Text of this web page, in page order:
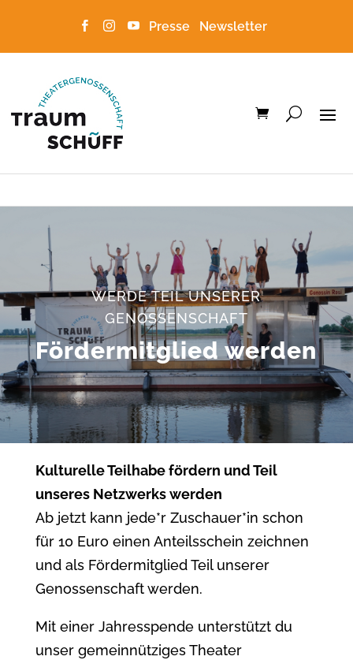
   Presse Newsletter
WERDE TEIL UNSERER
GENOSSENSCHAFT
Fördermitglied werden
Kulturelle Teilhabe fördern und Teil
unseres Netzwerks werden
Ab jetzt kann jede*r Zuschauer*in schon
für 10 Euro einen Anteilsschein zeichnen
und als Fördermitglied Teil unserer
Genossenschaft werden.
Mit einer Jahresspende unterstützt du
unser gemeinnütziges Theater